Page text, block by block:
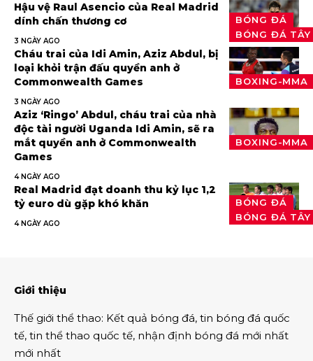
BÓNG ĐÁ
BÓNG ĐÁ
Hậu vệ Raul Asencio của Real Madrid
dính chấn thương cơ
3 NGÀY AGO
BOXING-MMA
Cháu trai của Idi Amin, Aziz Abdul, bị
loại khỏi trận đấu quyền anh ở
Commonwealth Games
3 NGÀY AGO
BOXING-MMA
Aziz ‘Ringo’ Abdul, cháu trai của nhà
độc tài người Uganda Idi Amin, sẽ ra
mắt quyền anh ở Commonwealth
Games
4 NGÀY AGO
BÓNG ĐÁ
BÓNG ĐÁ
Real Madrid đạt doanh thu kỷ lục 1,2
tỷ euro dù gặp khó khăn
4 NGÀY AGO
Giới thiệu
Thế giới thể thao: Kết quả bóng đá, tin bóng đá quốc
tế, tin thể thao quốc tế, nhận định bóng đá mới nhất
mới nhất